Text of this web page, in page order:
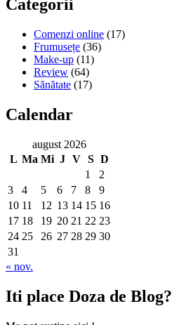
Categorii
Comenzi online (17)
Frumusețe (36)
Make-up (11)
Review (64)
Sănătate (17)
Calendar
august 2026
L Ma Mi J V S D
1
2
3
4 5 6 7 8
9
10 11 12 13 14 15 16
17 18 19 20 21 22 23
24 25 26 27 28 29 30
31
« nov.
Iti place Doza de Blog?